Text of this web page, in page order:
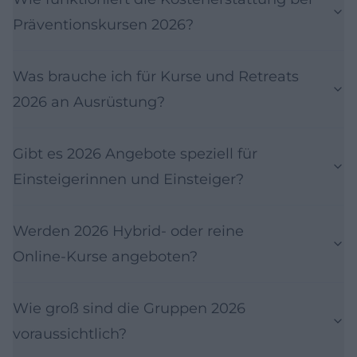
Präventionskursen 2026?
Was brauche ich für Kurse und Retreats
2026 an Ausrüstung?
Gibt es 2026 Angebote speziell für
Einsteigerinnen und Einsteiger?
Werden 2026 Hybrid- oder reine
Online‑Kurse angeboten?
Wie groß sind die Gruppen 2026
voraussichtlich?